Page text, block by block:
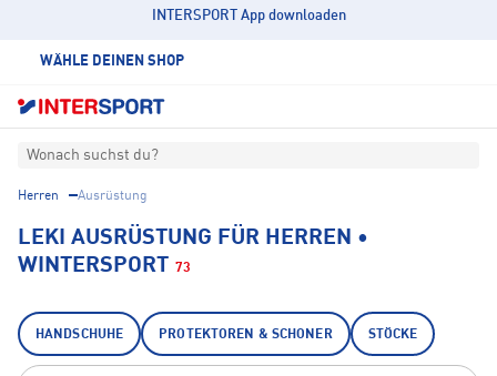
INTERSPORT App downloaden
WÄHLE DEINEN SHOP
Wonach suchst du?
Herren Ausrüstung
LEKI AUSRÜSTUNG FÜR HERREN •
WINTERSPORT
73
HANDSCHUHE PROTEKTOREN & SCHONER STÖCKE